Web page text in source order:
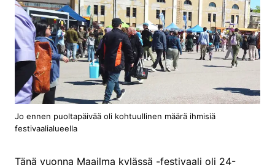
Jo ennen puoltapäivää oli kohtuullinen määrä ihmisiä
festivaalialueella
Tänä vuonna Maailma kylässä -festivaali oli 24-